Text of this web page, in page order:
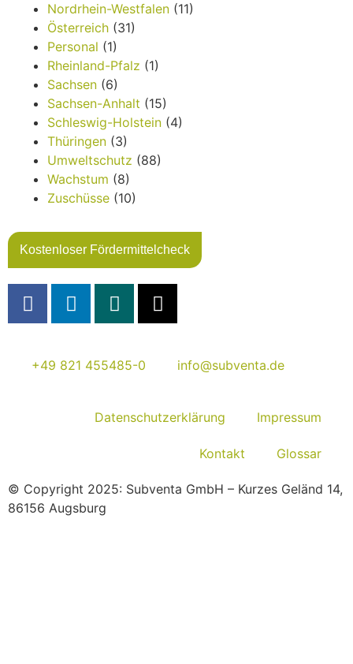
Nordrhein-Westfalen (11)
Österreich (31)
Personal (1)
Rheinland-Pfalz (1)
Sachsen (6)
Sachsen-Anhalt (15)
Schleswig-Holstein (4)
Thüringen (3)
Umweltschutz (88)
Wachstum (8)
Zuschüsse (10)
Kostenloser Fördermittelcheck
+49 821 455485-0 info@subventa.de
Datenschutzerklärung Impressum
Kontakt Glossar
© Copyright 2025: Subventa GmbH – Kurzes Geländ 14,
86156 Augsburg